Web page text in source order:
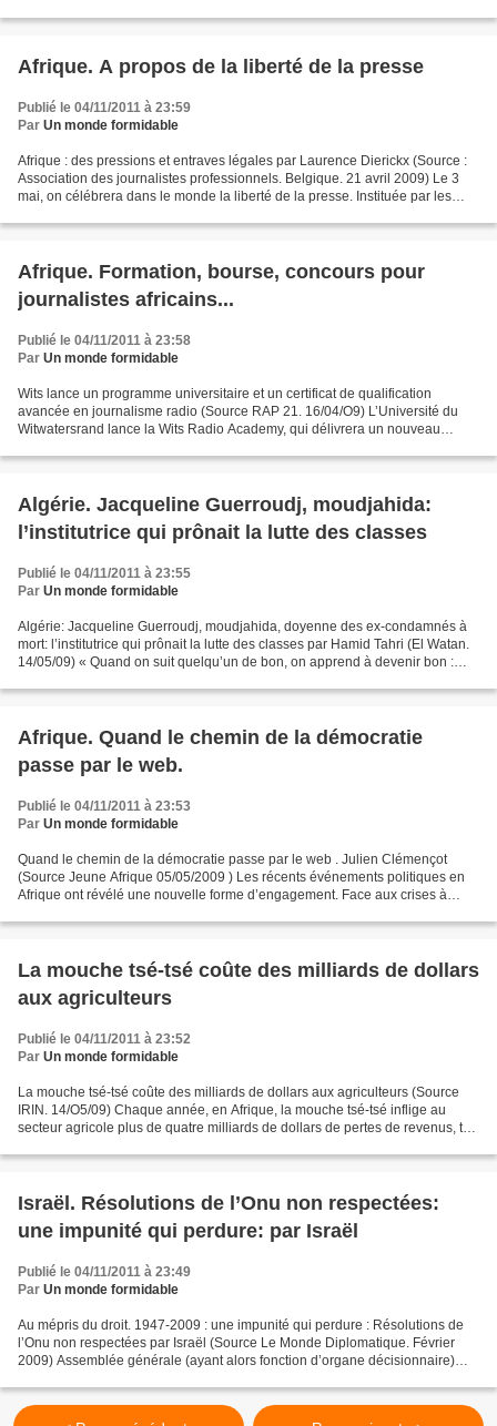
Afrique. A propos de la liberté de la presse
Publié le 04/11/2011 à 23:59
Par Un monde formidable
Afrique : des pressions et entraves légales par Laurence Dierickx (Source :
Association des journalistes professionnels. Belgique. 21 avril 2009) Le 3
mai, on célébrera dans le monde la liberté de la presse. Instituée par les
Afrique. Formation, bourse, concours pour
journalistes africains...
Publié le 04/11/2011 à 23:58
Par Un monde formidable
Wits lance un programme universitaire et un certificat de qualification
avancée en journalisme radio (Source RAP 21. 16/04/O9) L’Université du
Witwatersrand lance la Wits Radio Academy, qui délivrera un nouveau
Algérie. Jacqueline Guerroudj, moudjahida:
l’institutrice qui prônait la lutte des classes
Publié le 04/11/2011 à 23:55
Par Un monde formidable
Algérie: Jacqueline Guerroudj, moudjahida, doyenne des ex-condamnés à
mort: l’institutrice qui prônait la lutte des classes par Hamid Tahri (El Watan.
14/05/09) « Quand on suit quelqu’un de bon, on apprend à devenir bon :
Afrique. Quand le chemin de la démocratie
passe par le web.
Publié le 04/11/2011 à 23:53
Par Un monde formidable
Quand le chemin de la démocratie passe par le web . Julien Clémençot
(Source Jeune Afrique 05/05/2009 ) Les récents événements politiques en
Afrique ont révélé une nouvelle forme d’engagement. Face aux crises à
La mouche tsé-tsé coûte des milliards de dollars
aux agriculteurs
Publié le 04/11/2011 à 23:52
Par Un monde formidable
La mouche tsé-tsé coûte des milliards de dollars aux agriculteurs (Source
IRIN. 14/O5/09) Chaque année, en Afrique, la mouche tsé-tsé inflige au
secteur agricole plus de quatre milliards de dollars de pertes de revenus, tue
Israël. Résolutions de l’Onu non respectées:
une impunité qui perdure: par Israël
Publié le 04/11/2011 à 23:49
Par Un monde formidable
Au mépris du droit. 1947-2009 : une impunité qui perdure : Résolutions de
l’Onu non respectées par Israël (Source Le Monde Diplomatique. Février
2009) Assemblée générale (ayant alors fonction d’organe décisionnaire)